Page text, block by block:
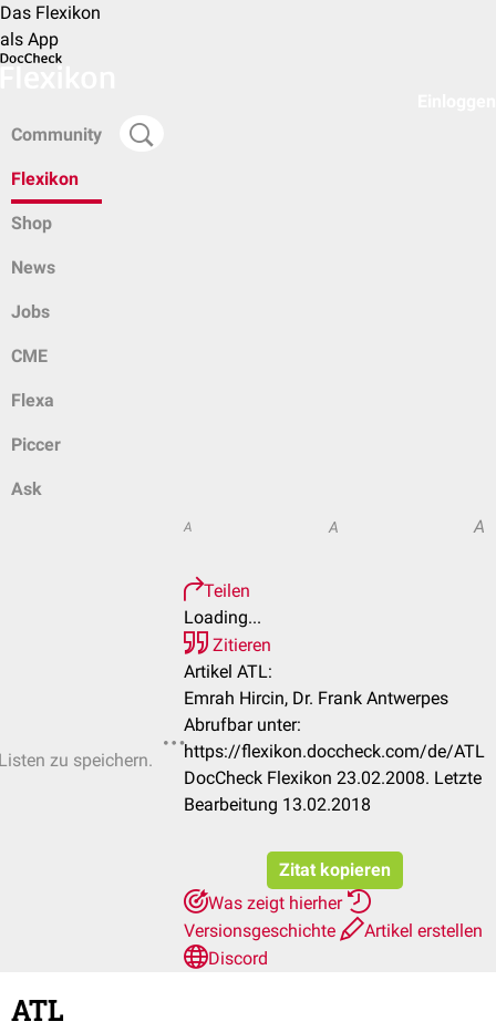
Das Flexikon
als App
Community
Flexikon
Shop
News
Jobs
CME
Flexa
Piccer
Ask
zu speichern.
A A A
Teilen
Loading...
Zitieren
Artikel ATL:
Emrah Hircin, Dr. Frank Antwerpes
Abrufbar unter:
https://flexikon.doccheck.com/de/ATL
DocCheck Flexikon 23.02.2008. Letzte
Bearbeitung 13.02.2018
Zitat kopieren
Was zeigt hierher
Versionsgeschichte
Artikel erstellen
Discord
ATL